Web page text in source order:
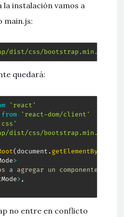
la instalación vamos a
main.js:
dist/css/bootstrap.min.css'
quedará:
'react'
from
'react-dom/client'
dist/css/bootstrap.min.css'
(document . getElementById
>
a agregar un componente. */
> ,
no entre en conflicto